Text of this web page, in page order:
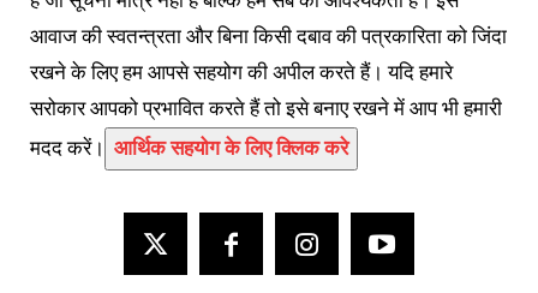
आवाज की स्वतन्त्रता और बिना किसी दबाव की पत्रकारिता को जिंदा
रखने के लिए हम आपसे सहयोग की अपील करते हैं। यदि हमारे
सरोकार आपको प्रभावित करते हैं तो इसे बनाए रखने में आप भी हमारी
मदद करें। आर्थिक सहयोग के लिए क्लिक करे